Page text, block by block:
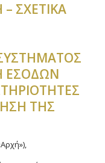
ΣΧΕΤΙΚΑ
ΕΣΟΔΩΝ
ΤΗΣ